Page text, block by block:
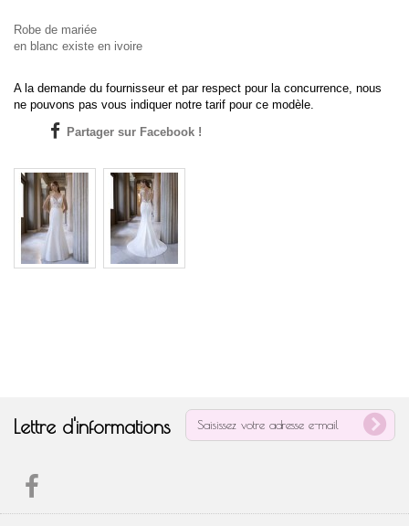
Robe de mariée
en blanc existe en ivoire
A la demande du fournisseur et par respect pour la concurrence, nous
ne pouvons pas vous indiquer notre tarif pour ce modèle.
Partager sur Facebook !
Lettre d'informations